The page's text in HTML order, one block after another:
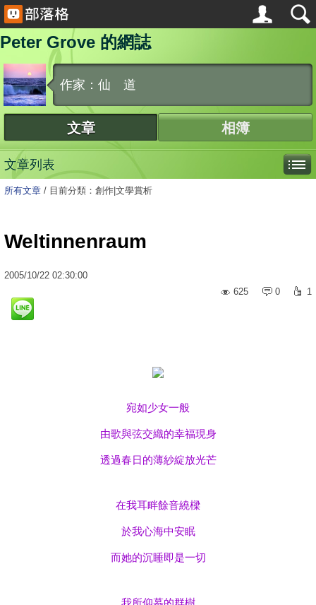
Peter Grove 的網誌
作家：仙 道
文章 相簿
文章列表
所有文章 / 目前分類：創作|文學賞析
Weltinnenraum
2005/10/22 02:30:00
625
0 1
宛如少女一般
由歌與弦交織的幸福現身
透過春日的薄紗綻放光芒
在我耳畔餘音繞樑
於我心海中安眠
而她的沉睡即是一切
我所仰慕的群樹